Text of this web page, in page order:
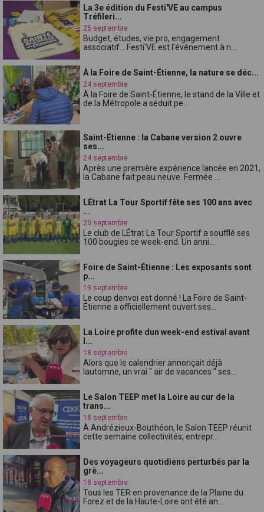
La 3e édition du Festi'VE au campus
Tréfileri...
25 septembre
Budget, études, vie pro, engagement
associatif... Festi'VE est l'événement à n...
À la Foire de Saint-Étienne, la nature se déc...
24 septembre
À la Foire de Saint-Étienne, le stand de la Ville et
de la Métropole a séduit pe...
Saint-Étienne : la Cabane version 2 ouvre
ses...
24 septembre
Après une première expérience lancée en 2021,
la Cabane fait peau neuve. Fermée ...
LÉtrat La Tour Sportif fête ses 100 ans avec
...
20 septembre
Le club de LÉtrat La Tour Sportif a soufflé ses
100 bougies ce week-end. Un anni...
Foire de Saint-Étienne : Les exposants sont
p...
19 septembre
Le coup denvoi est donné ! La Foire de Saint-
Étienne a officiellement ouvert ses...
La Loire profite dun week-end estival avant
l...
18 septembre
Alors que le calendrier annonçait déjà
lautomne, un vrai " air de vacances " ses...
Le Salon TEEP met la Loire au cur de la
trans...
18 septembre
À Andrézieux-Bouthéon, le Salon TEEP réunit
cette semaine collectivités, entrepr...
Des voyageurs quotidiens perturbés par la
grè...
18 septembre
Tous les TER en provenance de la Plaine du
Forez et de la Haute-Loire ont été an...